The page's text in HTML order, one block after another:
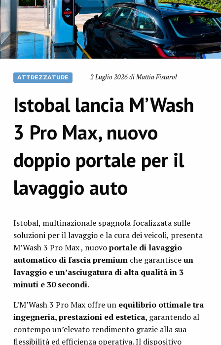
ATTREZZATURE 2 Luglio 2026 di Mattia Fistarol
Istobal lancia M’Wash
3 Pro Max, nuovo
doppio portale per il
lavaggio auto
Istobal, multinazionale spagnola focalizzata sulle
soluzioni per il lavaggio e la cura dei veicoli, presenta
M’Wash 3 Pro Max , nuovoportale di lavaggio
automatico di fascia premiumche garantisceun
lavaggio e un’asciugatura di alta qualità in 3
minuti e 30 secondi.
L’M’Wash 3 Pro Max offre un equilibrio ottimale tra
ingegneria, prestazioni ed estetica, garantendo al
contempo un’elevato rendimento grazie alla sua
flessibilità ed efficienza operativa. Il dispositivo